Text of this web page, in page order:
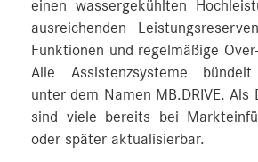
einen wassergekühlten
ausreichenden
Funktionen und regelmäßige
Alle Assistenzsysteme bündelt
unter dem Namen MB.DRIVE. Als
sind viele bereits bei
oder später aktualisierbar.